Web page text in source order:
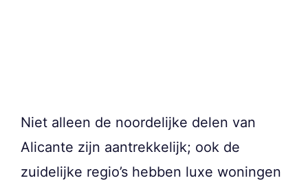
Niet alleen de noordelijke delen van
Alicante zijn aantrekkelijk; ook de
zuidelijke regio’s hebben luxe woningen